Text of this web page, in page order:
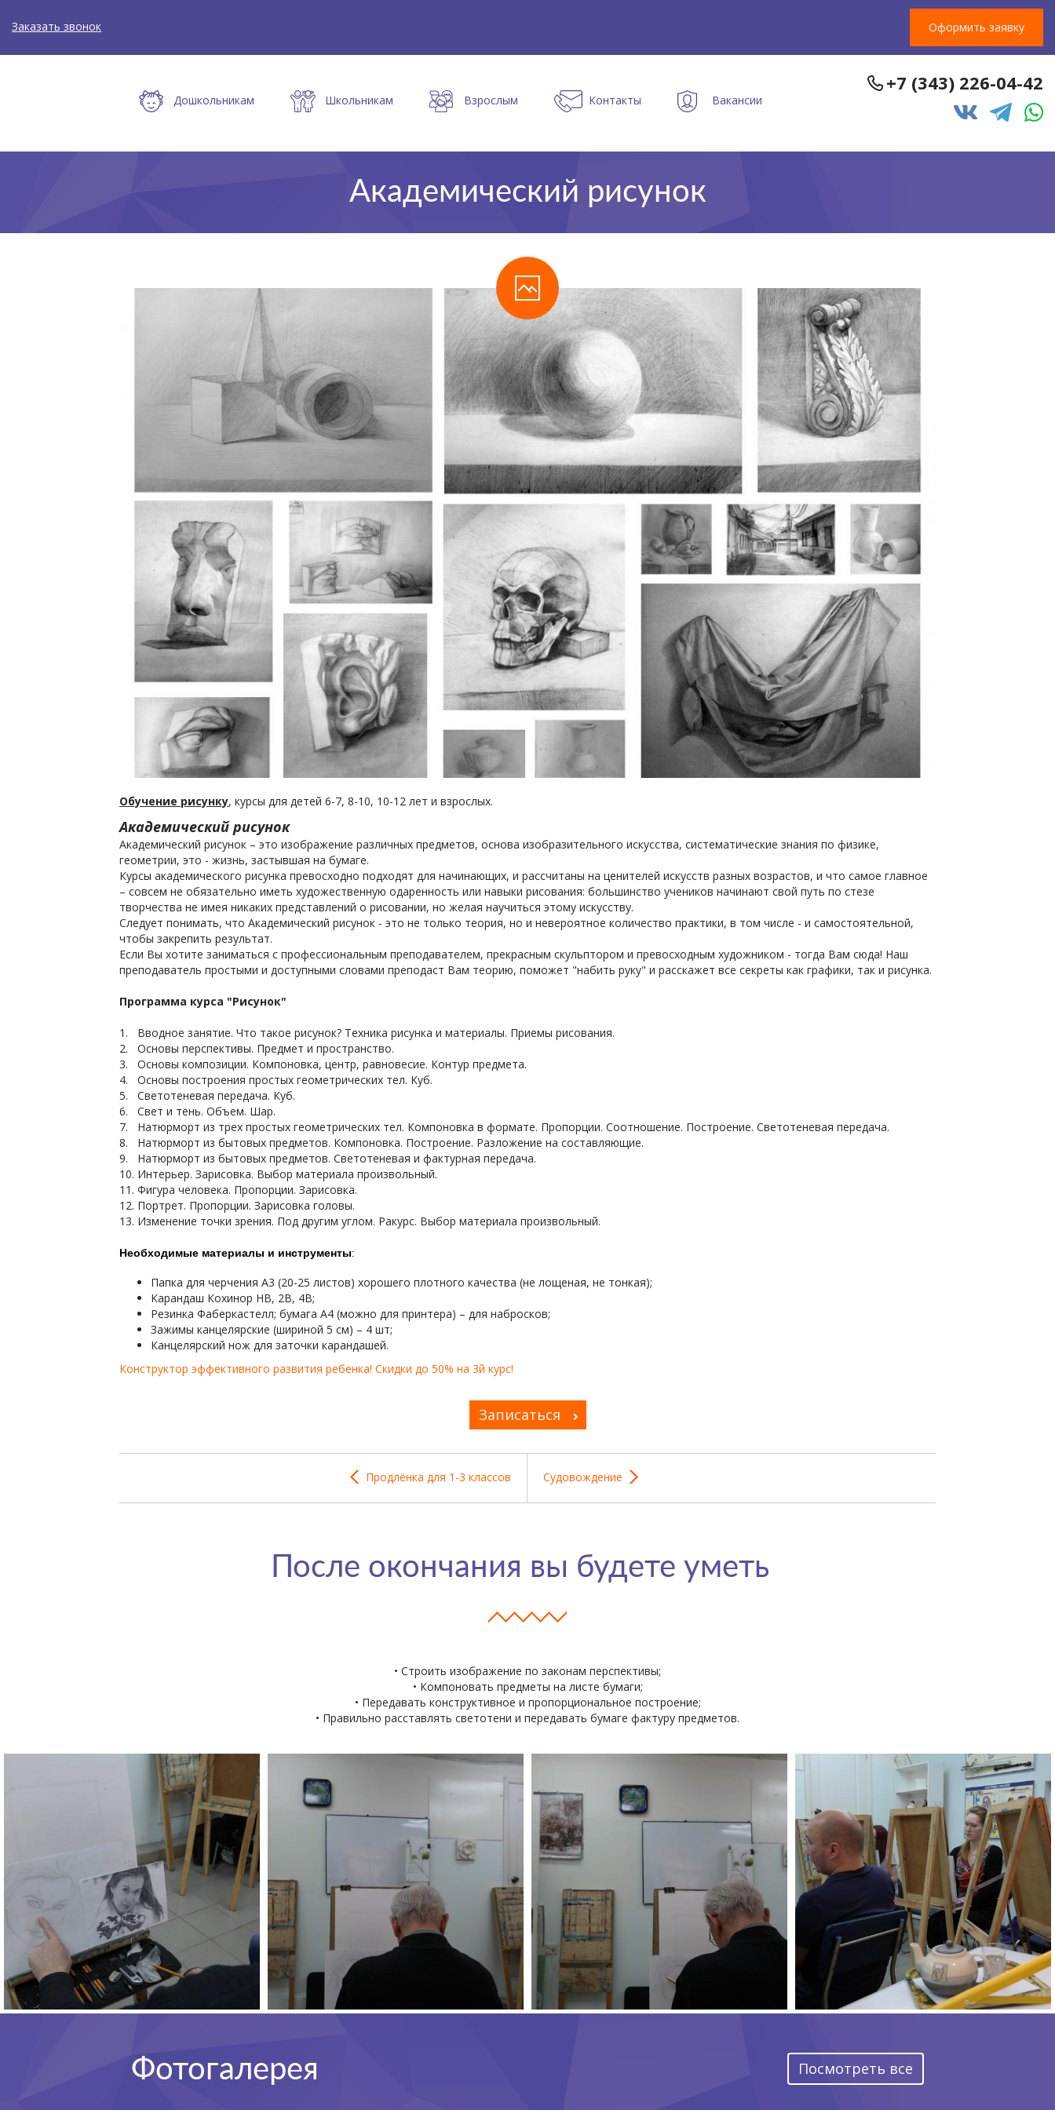
Заказать звонок Оформить заявку
Дошкольникам Школьникам Взрослым Контакты Вакансии
+7 (343) 226-04-42
Академический рисунок
Oбучение рисунку, курсы для детей 6-7, 8-10, 10-12 лет и взрослых.
Академический рисунок
Академический рисунок – это изображение различных предметов, основа изобразительного искусства, систематические знания по физике,
геометрии, это - жизнь, застывшая на бумаге.
Курсы академического рисунка превосходно подходят для начинающих, и рассчитаны на ценителей искусств разных возрастов, и что самое главное
– совсем не обязательно иметь художественную одаренность или навыки рисования: большинство учеников начинают свой путь по стезе
творчества не имея никаких представлений о рисовании, но желая научиться этому искусству.
Следует понимать, что Академический рисунок - это не только теория, но и невероятное количество практики, в том числе - и самостоятельной,
чтобы закрепить результат.
Если Вы хотите заниматься с профессиональным преподавателем, прекрасным скульптором и превосходным художником - тогда Вам сюда! Наш
преподаватель простыми и доступными словами преподаст Вам теорию, поможет "набить руку" и расскажет все секреты как графики, так и рисунка.
Программа курса "Рисунок"
1. Вводное занятие. Что такое рисунок? Техника рисунка и материалы. Приемы рисования.
2. Основы перспективы. Предмет и пространство.
3. Основы композиции. Компоновка, центр, равновесие. Контур предмета.
4. Основы построения простых геометрических тел. Куб.
5. Светотеневая передача. Куб.
6. Свет и тень. Объем. Шар.
7. Натюрморт из трех простых геометрических тел. Компоновка в формате. Пропорции. Соотношение. Построение. Светотеневая передача.
8. Натюрморт из бытовых предметов. Компоновка. Построение. Разложение на составляющие.
9. Натюрморт из бытовых предметов. Светотеневая и фактурная передача.
10. Интерьер. Зарисовка. Выбор материала произвольный.
11. Фигура человека. Пропорции. Зарисовка.
12. Портрет. Пропорции. Зарисовка головы.
13. Изменение точки зрения. Под другим углом. Ракурс. Выбор материала произвольный.
Необходимые материалы и инструменты:
Папка для черчения А3 (20-25 листов) хорошего плотного качества (не лощеная, не тонкая);
Карандаш Кохинор HB, 2B, 4B;
Резинка Фаберкастелл; бумага А4 (можно для принтера) – для набросков;
Зажимы канцелярские (шириной 5 см) – 4 шт;
Канцелярский нож для заточки карандашей.
Конструктор эффективного развития ребенка! Скидки до 50% на 3й курс!
Записаться
Продлёнка для 1-3 классов Судовождение
После окончания вы будете уметь
• Строить изображение по законам перспективы;
• Компоновать предметы на листе бумаги;
• Передавать конструктивное и пропорциональное построение;
• Правильно расставлять светотени и передавать бумаге фактуру предметов.
Фотогалерея Посмотреть все